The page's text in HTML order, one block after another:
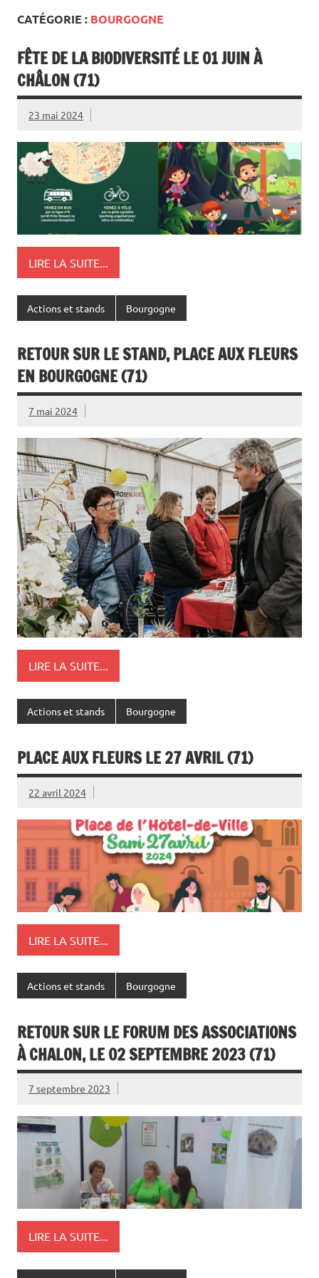
CATÉGORIE : BOURGOGNE
FÊTE DE LA BIODIVERSITÉ LE 01 JUIN À
CHÂLON (71)
23 mai 2024
LIRE LA SUITE...
Actions et stands Bourgogne
RETOUR SUR LE STAND, PLACE AUX FLEURS
EN BOURGOGNE (71)
7 mai 2024
LIRE LA SUITE...
Actions et stands Bourgogne
PLACE AUX FLEURS LE 27 AVRIL (71)
22 avril 2024
LIRE LA SUITE...
Actions et stands Bourgogne
RETOUR SUR LE FORUM DES ASSOCIATIONS
À CHALON, LE 02 SEPTEMBRE 2023 (71)
7 septembre 2023
LIRE LA SUITE...